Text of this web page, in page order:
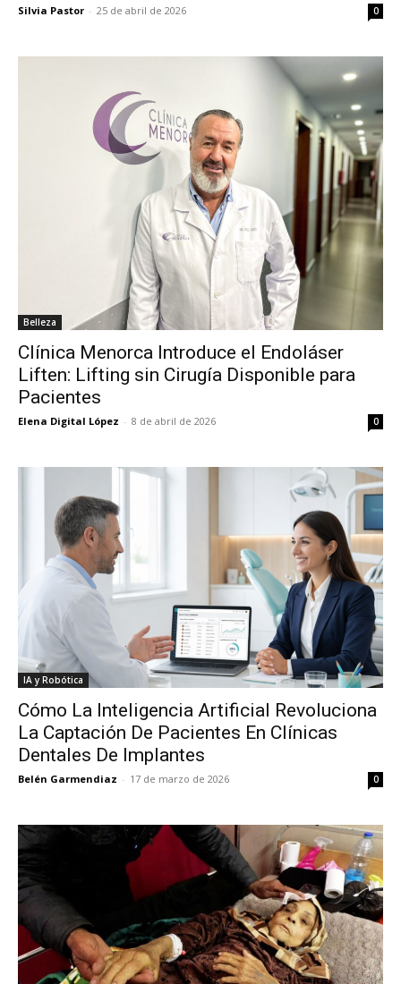
Silvia Pastor - 25 de abril de 2026 0
Belleza
Clínica Menorca Introduce el Endoláser
Liften: Lifting sin Cirugía Disponible para
Pacientes
Elena Digital López - 8 de abril de 2026 0
IA y Robótica
Cómo La Inteligencia Artificial Revoluciona
La Captación De Pacientes En Clínicas
Dentales De Implantes
Belén Garmendiaz - 17 de marzo de 2026 0